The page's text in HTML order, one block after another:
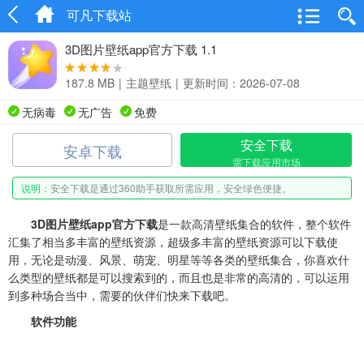
可凡下载站
3D图片壁纸app官方下载 1.1
187.8 MB | 主题壁纸 | 更新时间：2026-07-08
无病毒
无广告 免费
安卓下载 安全下载
需下载应用市场
说明： 安全下载是通过360助手获取所需应用，安全绿色便捷。
3D图片壁纸app官方下载是一款高清壁纸集合的软件，整个软件
汇集了相当多丰富的壁纸资源，超级多丰富的壁纸资源可以下载使
用，无论是动漫、风景、萌宠、明星等等各类的壁纸集合，你喜欢什
么类型的壁纸都是可以搜索到的，而且也是非常的高清的，可以运用
到多种场合当中，需要的伙伴们快来下载吧。
软件功能